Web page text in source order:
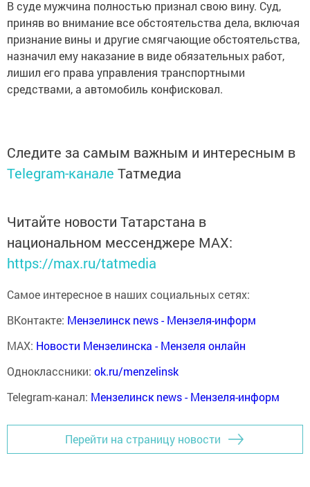
В суде мужчина полностью признал свою вину. Суд,
приняв во внимание все обстоятельства дела, включая
признание вины и другие смягчающие обстоятельства,
назначил ему наказание в виде обязательных работ,
лишил его права управления транспортными
средствами, а автомобиль конфисковал.
Следите за самым важным и интересным в
Telegram-канале Татмедиа
Читайте новости Татарстана в
национальном мессенджере MАХ:
https://max.ru/tatmedia
Самое интересное в наших социальных сетях:
ВКонтакте: Мензелинск news - Мензеля-информ
MAX: Новости Мензелинска - Мензеля онлайн
Одноклассники: ok.ru/menzelinsk
Telegram-канал: Мензелинск news - Мензеля-информ
Перейти на страницу новости